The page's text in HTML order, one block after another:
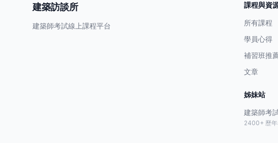
建築訪談所
建築師考試線上課程平台
課程與資
所有課程
學員心得
補習班推
文章
姊妹站
建築師考
2400+ 歷年